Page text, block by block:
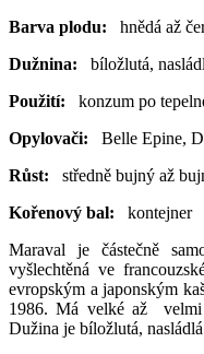
Barva plodu: hnědá až
Dužnina: bíložlutá,
Použití: konzum po
Opylovači: Belle Epine,
Růst: středně bujný až
Kořenový bal: kontejner
Maraval je částečně
vyšlechtěná ve
evropským a japonským
1986. Má velké až velmi
Dužina je bíložlutá,